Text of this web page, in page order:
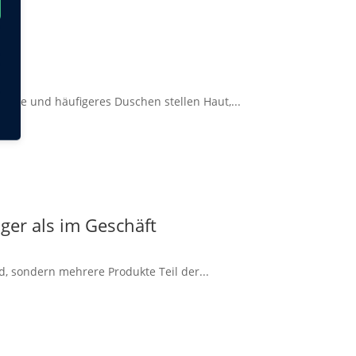
und häufigeres Duschen stellen Haut,...
als im Geschäft
sondern mehrere Produkte Teil der...